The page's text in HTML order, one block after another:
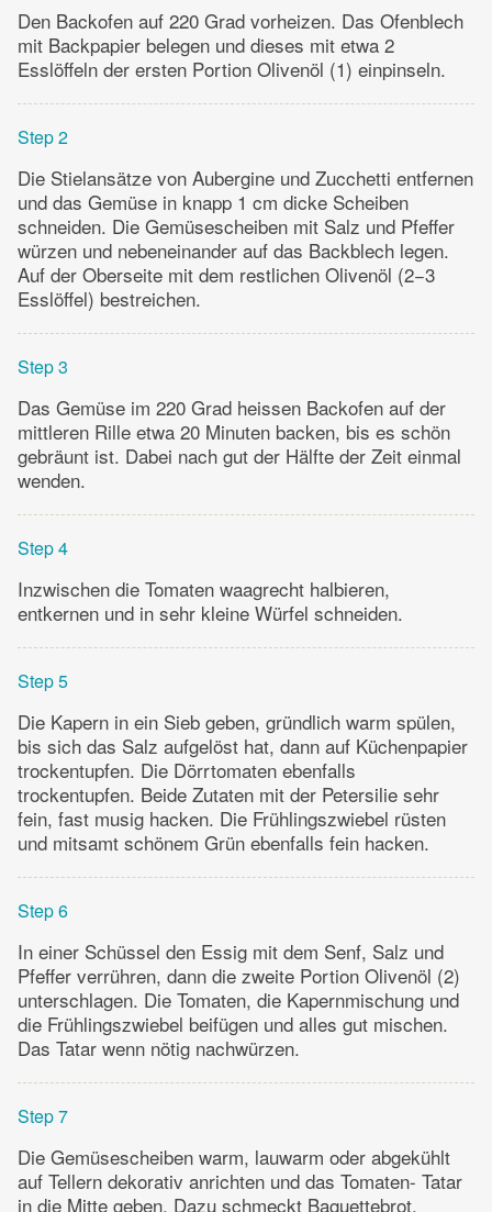
Den Backofen auf 220 Grad vorheizen. Das Ofenblech
mit Backpapier belegen und dieses mit etwa 2
Esslöffeln der ersten Portion Olivenöl (1) einpinseln.
Step 2
Die Stielansätze von Aubergine und Zucchetti entfernen
und das Gemüse in knapp 1 cm dicke Scheiben
schneiden. Die Gemüsescheiben mit Salz und Pfeffer
würzen und nebeneinander auf das Backblech legen.
Auf der Oberseite mit dem restlichen Olivenöl (2−3
Esslöffel) bestreichen.
Step 3
Das Gemüse im 220 Grad heissen Backofen auf der
mittleren Rille etwa 20 Minuten backen, bis es schön
gebräunt ist. Dabei nach gut der Hälfte der Zeit einmal
wenden.
Step 4
Inzwischen die Tomaten waagrecht halbieren,
entkernen und in sehr kleine Würfel schneiden.
Step 5
Die Kapern in ein Sieb geben, gründlich warm spülen,
bis sich das Salz aufgelöst hat, dann auf Küchenpapier
trockentupfen. Die Dörrtomaten ebenfalls
trockentupfen. Beide Zutaten mit der Petersilie sehr
fein, fast musig hacken. Die Frühlingszwiebel rüsten
und mitsamt schönem Grün ebenfalls fein hacken.
Step 6
In einer Schüssel den Essig mit dem Senf, Salz und
Pfeffer verrühren, dann die zweite Portion Olivenöl (2)
unterschlagen. Die Tomaten, die Kapernmischung und
die Frühlingszwiebel beifügen und alles gut mischen.
Das Tatar wenn nötig nachwürzen.
Step 7
Die Gemüsescheiben warm, lauwarm oder abgekühlt
auf Tellern dekorativ anrichten und das Tomaten- Tatar
in die Mitte geben. Dazu schmeckt Baguettebrot.